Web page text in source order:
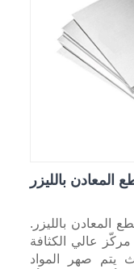
المعادن بالليزر
المعادن بالليزر.
عالي الكثافة
يتم صهر المواد